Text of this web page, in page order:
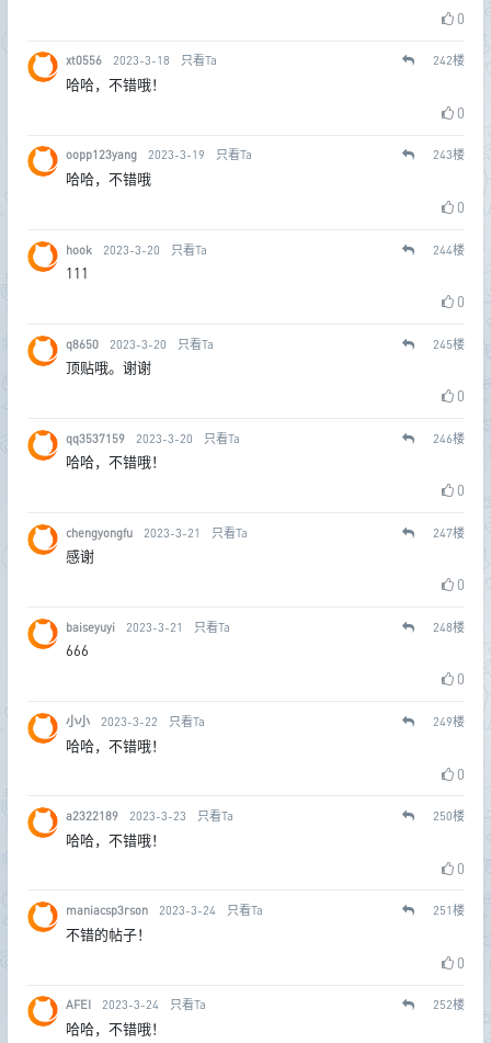
0
xt0556 2023-3-18 只看Ta 242楼
哈哈，不错哦！
0
oopp123yang 2023-3-19 只看Ta 243楼
哈哈，不错哦
0
hook 2023-3-20 只看Ta 244楼
111
0
q8650 2023-3-20 只看Ta 245楼
顶贴哦。谢谢
0
qq3537159 2023-3-20 只看Ta 246楼
哈哈，不错哦！
0
chengyongfu 2023-3-21 只看Ta 247楼
感谢
0
baiseyuyi 2023-3-21 只看Ta 248楼
666
0
小小 2023-3-22 只看Ta 249楼
哈哈，不错哦！
0
a2322189 2023-3-23 只看Ta 250楼
哈哈，不错哦！
0
maniacsp3rson 2023-3-24 只看Ta 251楼
不错的帖子！
0
AFEI 2023-3-24 只看Ta 252楼
哈哈，不错哦！